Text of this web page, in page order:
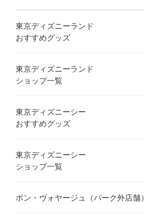
東京ディズニーランド
おすすめグッズ
東京ディズニーランド
ショップ一覧
東京ディズニーシー
おすすめグッズ
東京ディズニーシー
ショップ一覧
ボン・ヴォヤージュ（パーク外店舗）